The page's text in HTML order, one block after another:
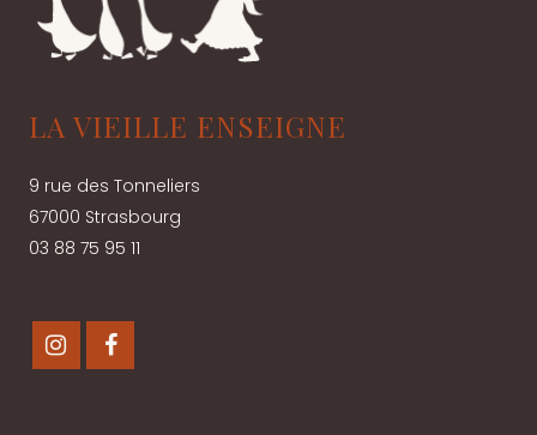
LA VIEILLE ENSEIGNE
9 rue des Tonneliers
67000 Strasbourg
03 88 75 95 11